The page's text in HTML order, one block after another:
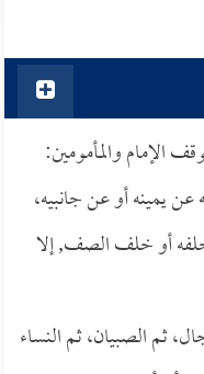
الإمام والمأمومين:
يمينه أو عن جانبيه،
أو خلف الصف, إلا
ثم الصبيان، ثم النساء